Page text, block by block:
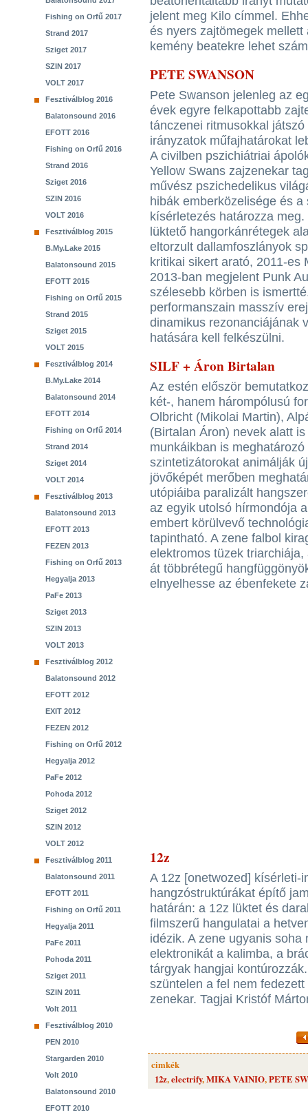
Fishing on Orfű 2017
Strand 2017
Sziget 2017
SZIN 2017
VOLT 2017
Fesztiválblog 2016
Balatonsound 2016
EFOTT 2016
Fishing on Orfű 2016
Strand 2016
Sziget 2016
SZIN 2016
VOLT 2016
Fesztiválblog 2015
B.My.Lake 2015
Balatonsound 2015
EFOTT 2015
Fishing on Orfű 2015
Strand 2015
Sziget 2015
VOLT 2015
Fesztiválblog 2014
B.My.Lake 2014
Balatonsound 2014
EFOTT 2014
Fishing on Orfű 2014
Strand 2014
Sziget 2014
VOLT 2014
Fesztiválblog 2013
Balatonsound 2013
EFOTT 2013
FEZEN 2013
Fishing on Orfű 2013
Hegyalja 2013
PaFe 2013
Sziget 2013
SZIN 2013
VOLT 2013
Fesztiválblog 2012
Balatonsound 2012
EFOTT 2012
EXIT 2012
FEZEN 2012
Fishing on Orfű 2012
Hegyalja 2012
PaFe 2012
Pohoda 2012
Sziget 2012
SZIN 2012
VOLT 2012
Fesztiválblog 2011
Balatonsound 2011
EFOTT 2011
Fishing on Orfű 2011
Hegyalja 2011
PaFe 2011
Pohoda 2011
Sziget 2011
SZIN 2011
Volt 2011
Fesztiválblog 2010
PEN 2010
Stargarden 2010
Volt 2010
Balatonsound 2010
EFOTT 2010
jelent meg Kilo címmel.
és nyers zajtömegek
kemény beatekre lehet
PETE SWANSON
Pete Swanson jelenleg az
évek egyre felkapottabb
tánczenei ritmusokkal
irányzatok műfajhatárokat
A civilben pszichiátriai
Yellow Swans zajzenekar
művész pszichedelikus
hibák emberközelisége és
kísérletezés határozza
lüktető hangorkánrétegek
eltorzult dallamfoszlányok
kritikai sikert arató, 2011-es
2013-ban megjelent Punk
szélesebb körben is
performanszain masszív
dinamikus rezonanciájának
hatására kell felkészülni.
SILF + Áron Birtalan
Az estén először
két-, hanem hárompólusú
Olbricht (Mikolai Martin),
(Birtalan Áron) nevek alatt
munkáikban is
szintetizátorokat animálják
jövőképét merőben
utópiáiba paralizált
az egyik utolsó hírmondója
embert körülvevő
tapintható. A zene falbol
elektromos tüzek
át többrétegű
elnyelhesse az ébenfekete
12z
A 12z [onetwozed] kísérleti-
hangzóstruktúrákat építő
határán: a 12z lüktet és
filmszerű hangulatai a
idézik. A zene ugyanis
elektronikát a kalimba, a
tárgyak hangjai
szüntelen a fel nem
zenekar. Tagjai Kristóf
cimkék
12z,electrify,MIKA VAINIO,PETE